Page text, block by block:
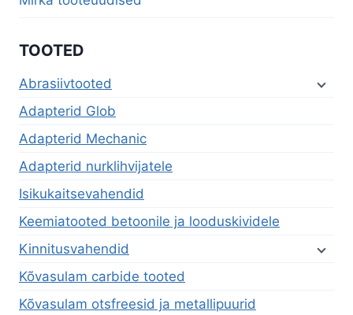
TOOTED
Abrasiivtooted
Adapterid Glob
Adapterid Mechanic
Adapterid nurklihvijatele
Isikukaitsevahendid
Keemiatooted betoonile ja looduskividele
Kinnitusvahendid
Kõvasulam carbide tooted
Kõvasulam otsfreesid ja metallipuurid